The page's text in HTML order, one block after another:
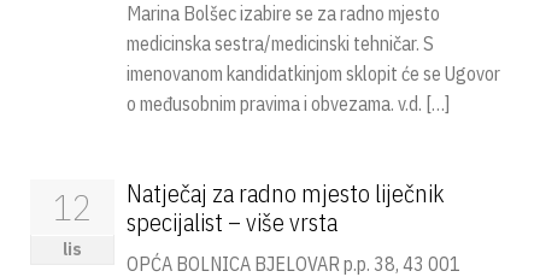
Marina Bolšec izabire se za radno mjesto
medicinska sestra/medicinski tehničar. S
imenovanom kandidatkinjom sklopit će se Ugovor
o međusobnim pravima i obvezama. v.d. […]
12
lis
Natječaj za radno mjesto liječnik
specijalist – više vrsta
OPĆA BOLNICA BJELOVAR p.p. 38, 43 001